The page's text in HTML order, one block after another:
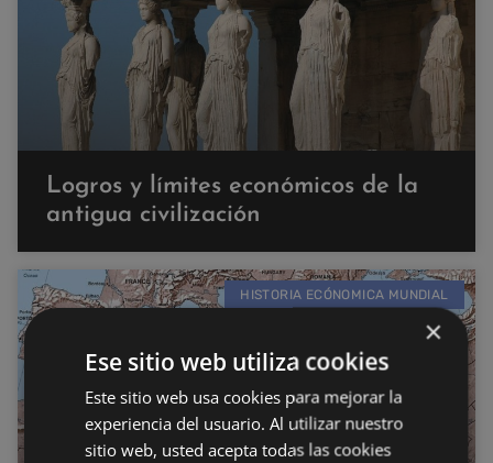
Logros y límites económicos de la
antigua civilización
HISTORIA ECÓNOMICA MUNDIAL
×
Ese sitio web utiliza cookies
Este sitio web usa cookies para mejorar la
experiencia del usuario. Al utilizar nuestro
sitio web, usted acepta todas las cookies